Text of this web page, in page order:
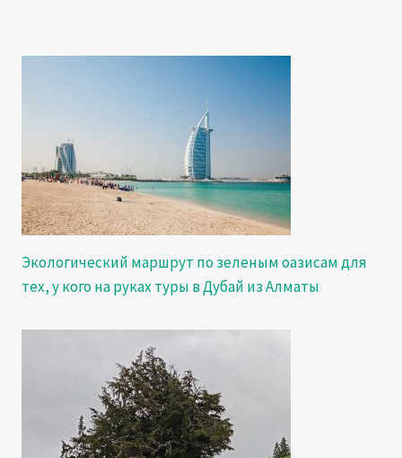
Экологический маршрут по зеленым оазисам для
тех, у кого на руках туры в Дубай из Алматы